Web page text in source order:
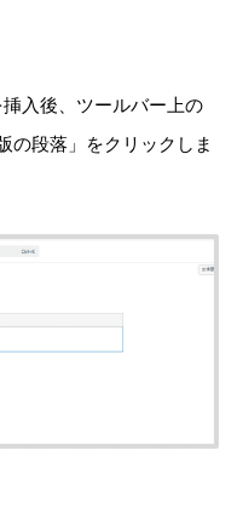
挿入後、ツールバー上の
の段落」をクリックしま